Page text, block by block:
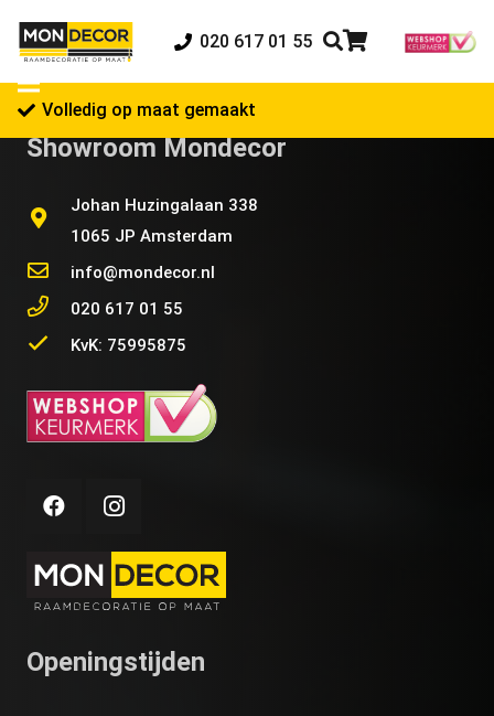
020 617 01 55
Volledig op maat gemaakt
Showroom Mondecor
Johan Huzingalaan 338
1065 JP Amsterdam
info@mondecor.nl
020 617 01 55
KvK: 75995875
Openingstijden